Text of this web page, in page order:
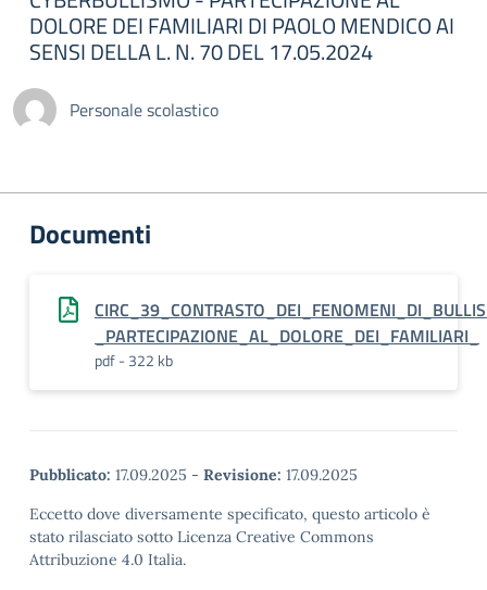
DOLORE DEI FAMILIARI DI PAOLO MENDICO AI
SENSI DELLA L. N. 70 DEL 17.05.2024
Personale scolastico
Documenti
_PARTECIPAZIONE_AL_DOLORE_DEI_FAMILIARI_
pdf - 322 kb
Pubblicato: 17.09.2025 - Revisione: 17.09.2025
Eccetto dove diversamente specificato, questo articolo è
stato rilasciato sotto Licenza Creative Commons
Attribuzione 4.0 Italia.